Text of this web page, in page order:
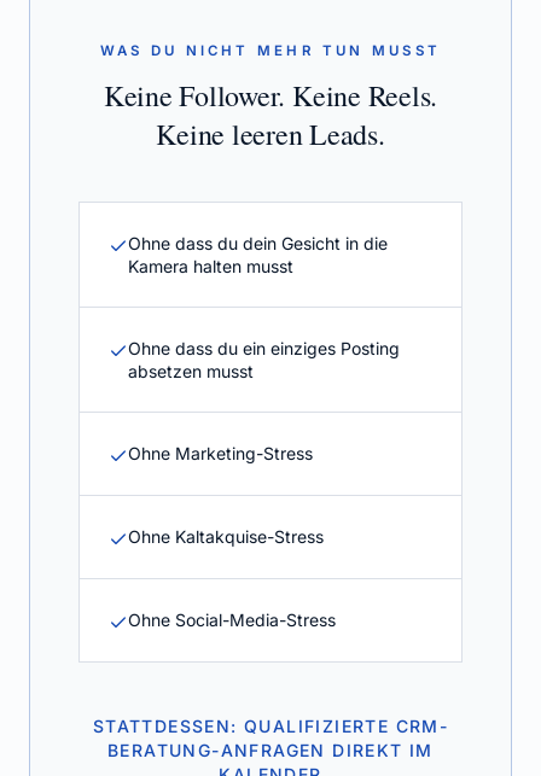
WAS DU NICHT MEHR TUN MUSST
Keine Follower. Keine Reels.
Keine leeren Leads.
Ohne dass du dein Gesicht in die
Kamera halten musst
Ohne dass du ein einziges Posting
absetzen musst
Ohne Marketing-Stress
Ohne Kaltakquise-Stress
Ohne Social-Media-Stress
STATTDESSEN: QUALIFIZIERTE CRM-
BERATUNG-ANFRAGEN DIREKT IM